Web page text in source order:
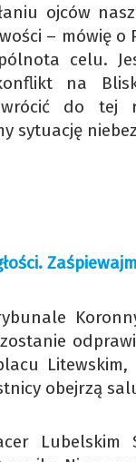
ojców
– mówię
celu.
na
wrócić do
sytuację
obejrzą
Lubelskim